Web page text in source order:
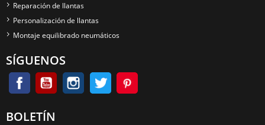
Reparación de llantas
Personalización de llantas
Montaje equilibrado neumáticos
SÍGUENOS
BOLETÍN